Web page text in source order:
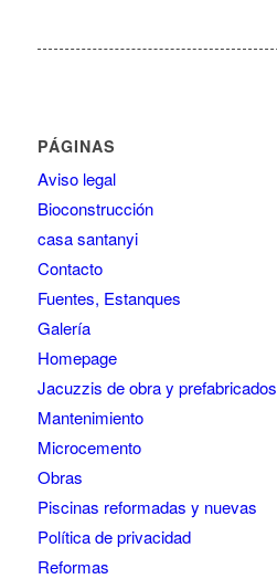
PÁGINAS
Aviso legal
Bioconstrucción
casa santanyi
Contacto
Fuentes, Estanques
Galería
Homepage
Jacuzzis de obra y prefabricados
Mantenimiento
Microcemento
Obras
Piscinas reformadas y nuevas
Política de privacidad
Reformas